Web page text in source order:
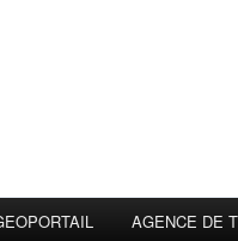
AGENCE DE